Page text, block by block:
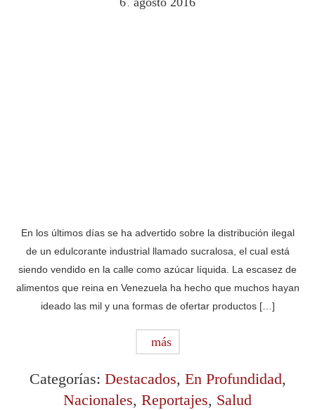
.
En los últimos días se ha advertido sobre la distribución ilegal
de un edulcorante industrial llamado sucralosa, el cual está
siendo vendido en la calle como azúcar líquida. La escasez de
alimentos que reina en Venezuela ha hecho que muchos hayan
ideado las mil y una formas de ofertar productos […]
más
Categorías: Destacados, En Profundidad,
Nacionales, Reportajes, Salud